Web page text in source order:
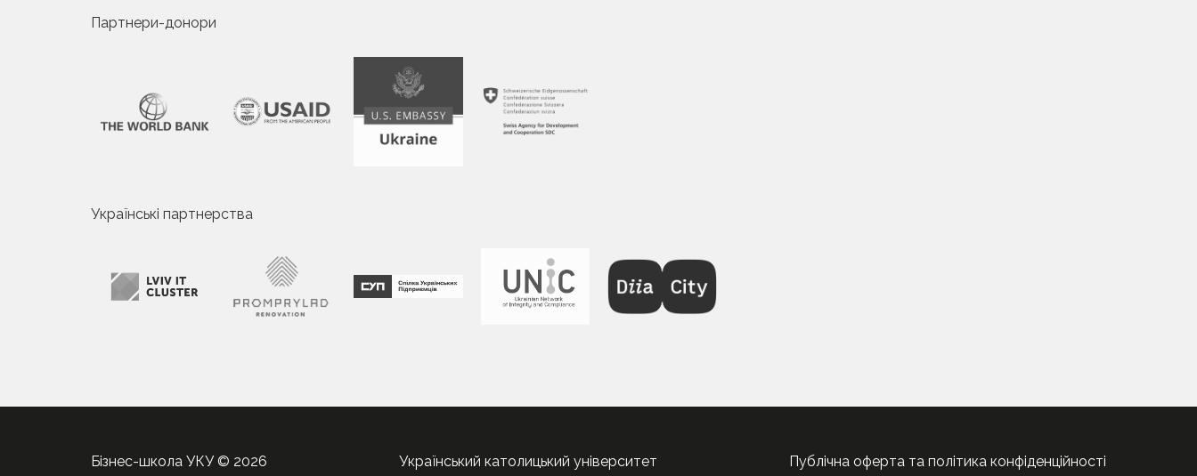
Партнери-донори
Українські партнерства
Бізнес-школа УКУ © 2026
Український католицький університет Публічна оферта та політика конфіденційності